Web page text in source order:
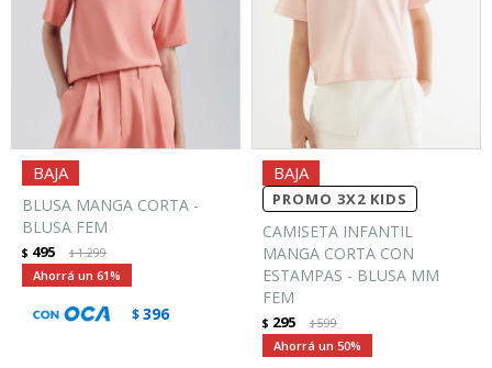
BLUSA MANGA CORTA -
BLUSA FEM
$ 495 $1.299
61
$396
PROMO 3X2 KIDS
CAMISETA INFANTIL
MANGA CORTA CON
ESTAMPAS - BLUSA MM
FEM
$ 295 $599
50